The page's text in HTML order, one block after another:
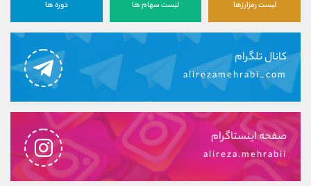
لیست رمزارزها لیست سهام ها دوره ها
کانال تلگرام
alirezamehrabi_com
صفحه اینستاگرام
alireza.mehrabii